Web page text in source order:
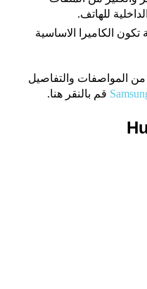
للهاتف.
تكون الكاميرا الاساسية
من المواصفات والتفاصيل
قم بالنقر هنا.